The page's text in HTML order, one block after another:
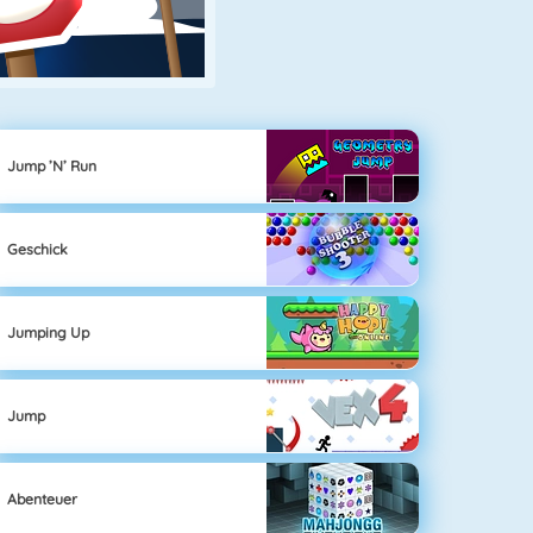
Jump ’n’ Run
Geschick
Jumping Up
Jump
Abenteuer